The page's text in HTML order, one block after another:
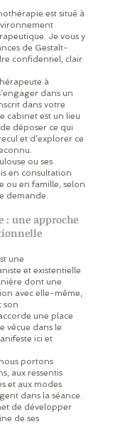
est situé à
Je vous y
de Gestalt-
confidentiel, clair
à
dans un
dans votre
cabinet est un lieu
déposer ce qui
et d’explorer ce
ou ses
en consultation
ou en famille, selon
demande.
: une approche
une
et existentielle
dont une
avec elle-même,
son
une place
vécue dans le
ici et
portons
aux ressentis
et aux modes
dans la séance.
de développer
de ses